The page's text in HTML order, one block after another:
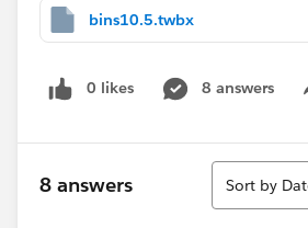
bins10.5.twbx
0 likes 8 answers
8 answers
Sort
Sort by